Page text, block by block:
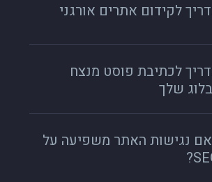
לקידום אתרים אורגני
לכתיבת פוסט מנצח
שלך
נגישות האתר משפיעה על